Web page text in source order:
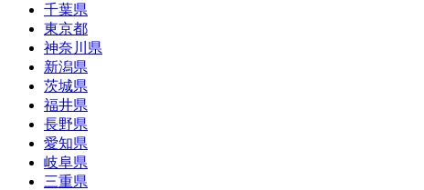
千葉県
東京都
神奈川県
新潟県
茨城県
福井県
長野県
愛知県
岐阜県
三重県